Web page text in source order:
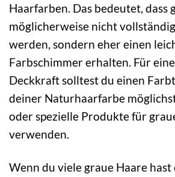
Haarfarben. Das bedeutet, dass
möglicherweise nicht
werden, sondern eher einen
Farbschimmer erhalten. Für
Deckkraft solltest du einen
deiner Naturhaarfarbe
oder spezielle Produkte für
verwenden.
Wenn du viele graue Haare hast